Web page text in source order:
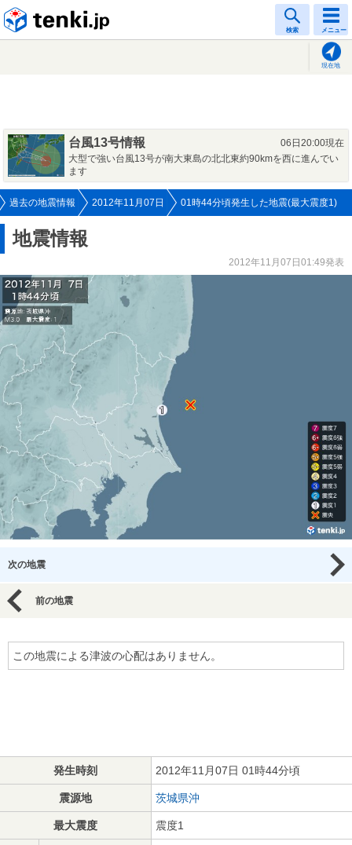
検索 メニュー
現在地
台風13号情報
06日20:00現在
大型で強い台風13号が南大東島の北北東約90kmを西に進んでい
ます
過去の地震情報 2012年11月07日 01時44分頃発生した地震(最大震度1)
地震情報
2012年11月07日01:49発表
次の地震
前の地震
この地震による津波の心配はありません。
発生時刻 2012年11月07日 01時44分頃
震源地 茨城県沖
最大震度 震度1